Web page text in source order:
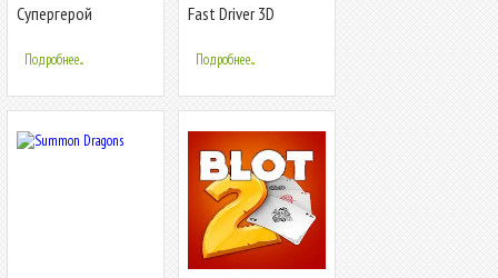
Супергерой
Подробнее...
Fast Driver 3D
Подробнее...